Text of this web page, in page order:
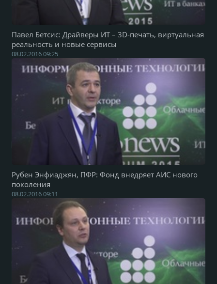
Павел Бетсис: Драйверы ИТ – 3D-печать, виртуальная
реальность и новые сервисы
08.02.2016 09:25
Рубен Энфиаджян, ПФР: Фонд внедряет АИС нового
поколения
08.02.2016 09:11